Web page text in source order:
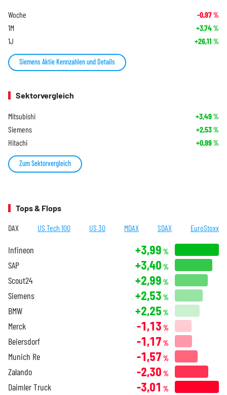
Woche -0,97%
1M +3,74%
1J +26,11 %
Siemens Aktie Kennzahlen und Details
Sektorvergleich
Mitsubishi +3,49%
Siemens +2,53%
Hitachi +0,99%
Zum Sektorvergleich
Tops & Flops
DAX US Tech 100 US 30 MDAX SDAX EuroStoxx
Infineon +3,99 %
SAP +3,40 %
Scout24 +2,99 %
Siemens +2,53 %
BMW +2,25 %
Merck -1,13 %
Beiersdorf -1,17 %
Munich Re -1,57 %
Zalando -2,30 %
Daimler Truck -3,01 %